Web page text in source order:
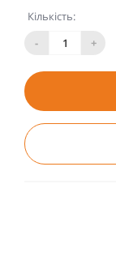
Кількість:
-
+